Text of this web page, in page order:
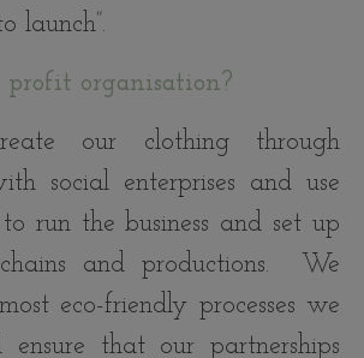
launch”.
organisation?
our clothing through
social enterprises and use
run the business and set up
and productions. We
eco-friendly processes we
that our partnerships